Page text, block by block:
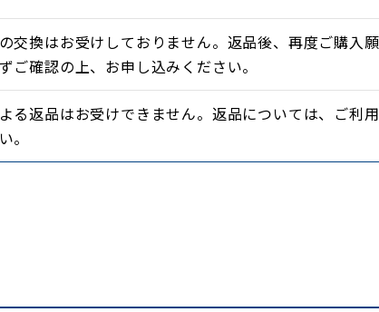
り切りましょう。
ったり、冷房をつけたままで寝て体調を崩してしま
交換はお受けしておりません。返品後、再度ご購入
ご確認の上、お申し込みください。
る返品はお受けできません。返品については、ご利
。